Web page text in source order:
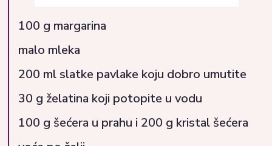
100 g margarina
malo mleka
200 ml slatke pavlake koju dobro umutite
30 g želatina koji potopite u vodu
100 g šećera u prahu i 200 g kristal šećera